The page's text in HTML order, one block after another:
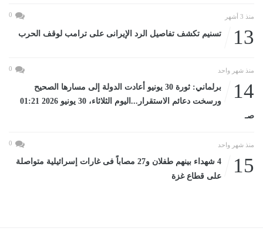
منذ 3 أشهر 0
13 تسنيم تكشف تفاصيل الرد الإيرانى على ترامب لوقف الحرب
منذ شهر واحد 0
14
برلماني: ثورة 30 يونيو أعادت الدولة إلى مسارها الصحيح
ورسخت دعائم الاستقرار...اليوم الثلاثاء، 30 يونيو 2026 01:21
صـ
منذ شهر واحد 0
15
4 شهداء بينهم طفلان و27 مصاباً فى غارات إسرائيلية متواصلة
على قطاع غزة